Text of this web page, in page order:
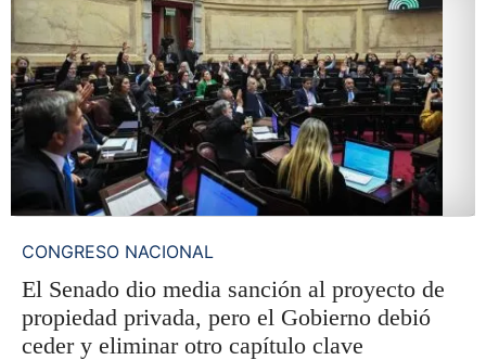
CONGRESO NACIONAL
El Senado dio media sanción al proyecto de
propiedad privada, pero el Gobierno debió
ceder y eliminar otro capítulo clave